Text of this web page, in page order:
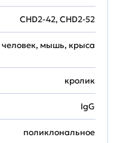
CHD2-42, CHD2-52
человек, мышь, крыса
кролик
IgG
поликлональное